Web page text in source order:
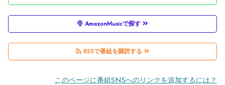
AmazonMusicで探す
RSSで番組を購読する
このページに番組SNSへのリンクを追加するには？